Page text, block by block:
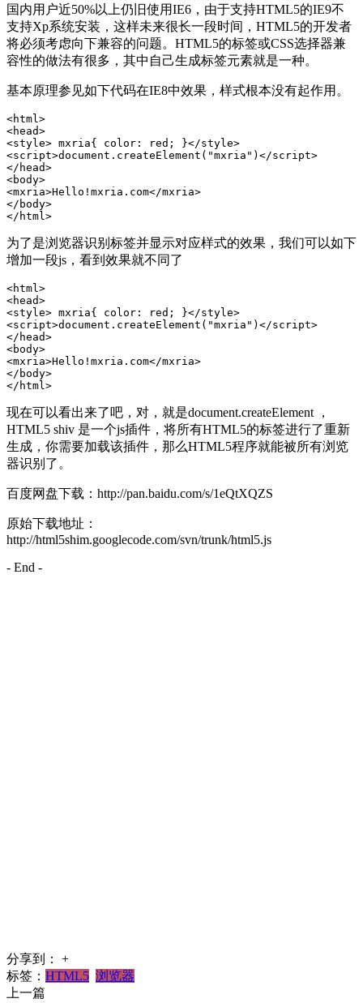
国内用户近50%以上仍旧使用IE6，由于支持HTML5的IE9不
支持Xp系统安装，这样未来很长一段时间，HTML5的开发者
将必须考虑向下兼容的问题。HTML5的标签或CSS选择器兼
容性的做法有很多，其中自己生成标签元素就是一种。
基本原理参见如下代码在IE8中效果，样式根本没有起作用。
<html>
<head>
<style> mxria{ color: red; }</style>
<script>document.createElement("mxria")</script>
</head>
<body>
<mxria>Hello!mxria.com</mxria>
</body>
</html>
为了是浏览器识别标签并显示对应样式的效果，我们可以如下
增加一段js，看到效果就不同了
<html>
<head>
<style> mxria{ color: red; }</style>
<script>document.createElement("mxria")</script>
</head>
<body>
<mxria>Hello!mxria.com</mxria>
</body>
</html>
现在可以看出来了吧，对，就是document.createElement ，
HTML5 shiv 是一个js插件，将所有HTML5的标签进行了重新
生成，你需要加载该插件，那么HTML5程序就能被所有浏览
器识别了。
百度网盘下载：http://pan.baidu.com/s/1eQtXQZS
原始下载地址：
http://html5shim.googlecode.com/svn/trunk/html5.js
- End -
分享到：
+
标签： HTML5 浏览器
上一篇